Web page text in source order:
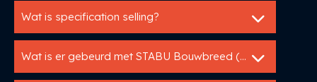
Wat is specification selling?
Wat is er gebeurd met STABU Bouwbreed (BWBRD)?